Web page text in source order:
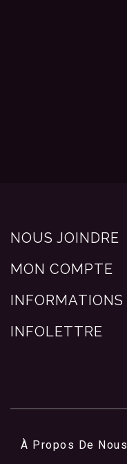
NOUS JOINDRE
MON COMPTE
INFORMATIONS
INFOLETTRE
À Propos De Nous